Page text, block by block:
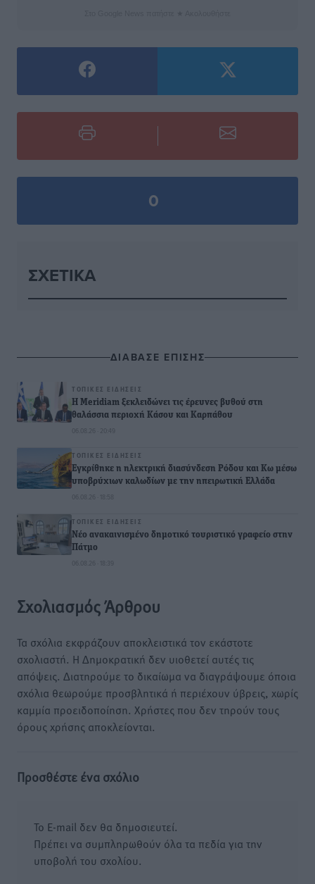
0
ΣΧΕΤΙΚΆ
ΔΙΑΒΑΣΕ ΕΠΙΣΗΣ
ΤΟΠΙΚΈΣ ΕΙΔΉΣΕΙΣ
Η Meridiam ξεκλειδώνει τις έρευνες βυθού στη
θαλάσσια περιοχή Κάσου και Καρπάθου
06.08.26 · 20:49
ΤΟΠΙΚΈΣ ΕΙΔΉΣΕΙΣ
Εγκρίθηκε η ηλεκτρική διασύνδεση Ρόδου και Κω μέσω
υποβρύχιων καλωδίων με την ηπειρωτική Ελλάδα
06.08.26 · 18:58
ΤΟΠΙΚΈΣ ΕΙΔΉΣΕΙΣ
Νέο ανακαινισμένο δημοτικό τουριστικό γραφείο στην
Πάτμο
06.08.26 · 18:39
Σχολιασμός Άρθρου
Τα σχόλια εκφράζουν αποκλειστικά τον εκάστοτε
σχολιαστή. Η Δημοκρατική δεν υιοθετεί αυτές τις
απόψεις. Διατηρούμε το δικαίωμα να διαγράψουμε όποια
σχόλια θεωρούμε προσβλητικά ή περιέχουν ύβρεις, χωρίς
καμμία προειδοποίηση. Χρήστες που δεν τηρούν τους
όρους χρήσης αποκλείονται.
Προσθέστε ένα σχόλιο
Το E-mail δεν θα δημοσιευτεί.
Πρέπει να συμπληρωθούν όλα τα πεδία για την
υποβολή του σχολίου.